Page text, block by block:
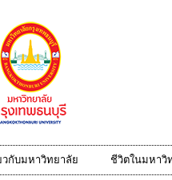
วกับมหาวิทยาลัย ชีวิตในมหาวิ